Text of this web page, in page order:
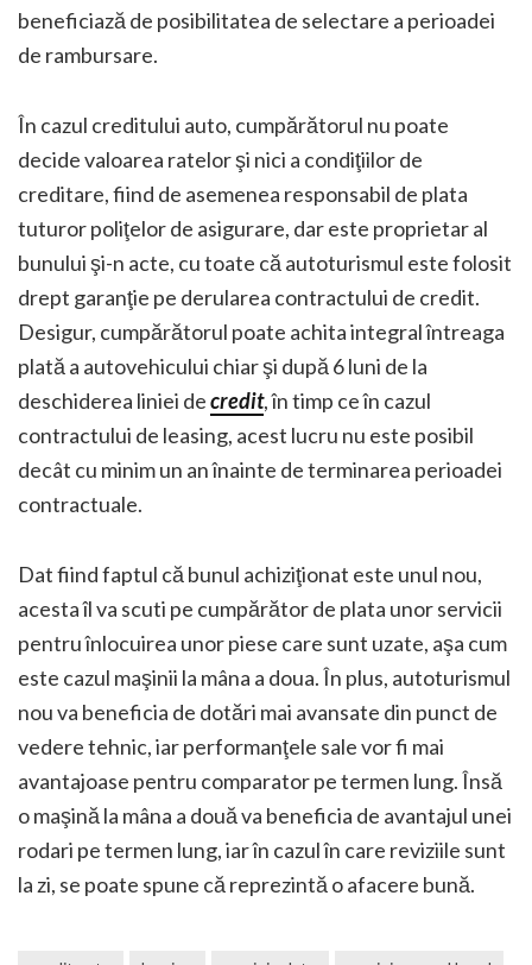
beneficiază de posibilitatea de selectare a perioadei
de rambursare.
În cazul creditului auto, cumpărătorul nu poate
decide valoarea ratelor şi nici a condiţiilor de
creditare, fiind de asemenea responsabil de plata
tuturor poliţelor de asigurare, dar este proprietar al
bunului şi-n acte, cu toate că autoturismul este folosit
drept garanţie pe derularea contractului de credit.
Desigur, cumpărătorul poate achita integral întreaga
plată a autovehicului chiar şi după 6 luni de la
deschiderea liniei decredit, în timp ce în cazul
contractului de leasing, acest lucru nu este posibil
decât cu minim un an înainte de terminarea perioadei
contractuale.
Dat fiind faptul că bunul achiziţionat este unul nou,
acesta îl va scuti pe cumpărător de plata unor servicii
pentru înlocuirea unor piese care sunt uzate, aşa cum
este cazul maşinii la mâna a doua. În plus, autoturismul
nou va beneficia de dotări mai avansate din punct de
vedere tehnic, iar performanţele sale vor fi mai
avantajoase pentru comparator pe termen lung. Însă
o maşină la mâna a două va beneficia de avantajul unei
rodari pe termen lung, iar în cazul în care reviziile sunt
la zi, se poate spune că reprezintă o afacere bună.